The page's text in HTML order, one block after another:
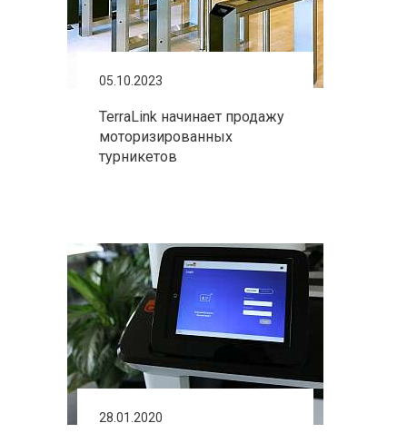
05.10.2023
TerraLink начинает продажу
моторизированных
турникетов
28.01.2020